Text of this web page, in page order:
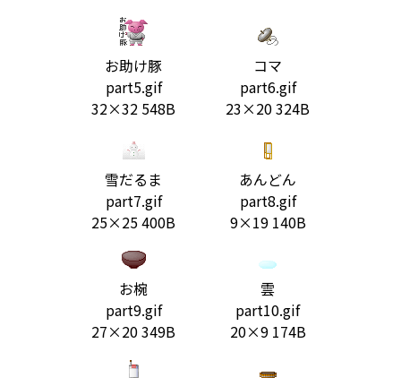
お助け豚
part5.gif
32×32 548B
コマ
part6.gif
23×20 324B
雪だるま
part7.gif
25×25 400B
あんどん
part8.gif
9×19 140B
お椀
part9.gif
27×20 349B
雲
part10.gif
20×9 174B